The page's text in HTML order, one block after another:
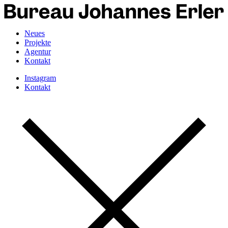
Neues
Projekte
Agentur
Kontakt
Instagram
Kontakt